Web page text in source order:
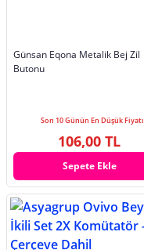
Günsan Eqona Metalik Bej Zil
Butonu
Son 10 Günün En Düşük Fiyatı
106,00 TL
Sepete Ekle